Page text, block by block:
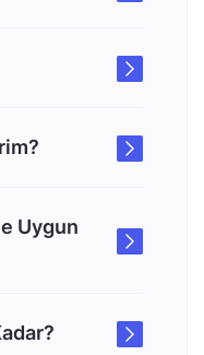
Uygun